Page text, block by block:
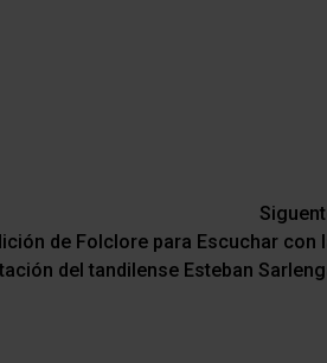
de Folclore para Escuchar con
del tandilense Esteban